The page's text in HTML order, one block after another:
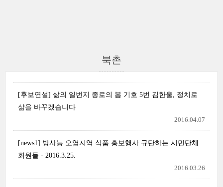
북촌
[후보연설] 삶의 일번지 종로의 봄 기호 5번 김한울, 정치로
삶을 바꾸겠습니다
2016.04.07
[news1] 방사능 오염지역 식품 홍보행사 규탄하는 시민단체
회원들 - 2016.3.25.
2016.03.26